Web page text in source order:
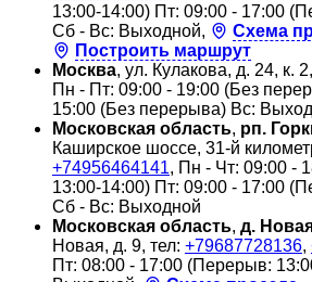
13:00-14:00) Пт: 09:00 - 17:00
Сб - Вс: Выходной,
Схема
Построить маршрут
Москва, ул. Кулакова, д. 24, к.
Пн - Пт: 09:00 - 19:00 (Без
15:00 (Без перерыва) Вс:
Московская область, рп.
Каширское шоссе, 31-й
+74956464141, Пн - Чт: 09:00 -
13:00-14:00) Пт: 09:00 - 17:00
Сб - Вс: Выходной
Московская область, д.
Новая, д. 9, тел: +79687728136,
Пт: 08:00 - 17:00 (Перерыв: